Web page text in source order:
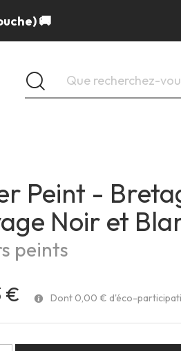
🚚
Peint -
Noir et
peints
€ Dont 0,00 € d'éco-